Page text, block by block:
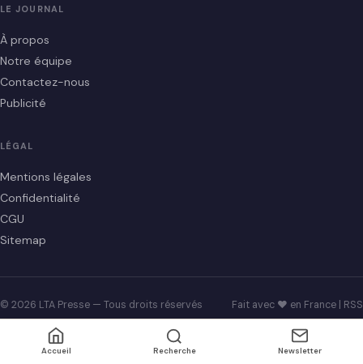
LE JOURNAL
À propos
Notre équipe
Contactez-nous
Publicité
LÉGAL
Mentions légales
Confidentialité
CGU
Sitemap
© 2026 LTA Presse — Tous droits réservés Fait avec ♥ en France | RSS
Accueil Recherche Newsletter